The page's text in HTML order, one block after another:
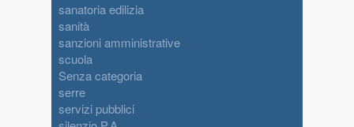
sanatoria edilizia
sanità
sanzioni amministrative
scuola
Senza categoria
serre
servizi pubblici